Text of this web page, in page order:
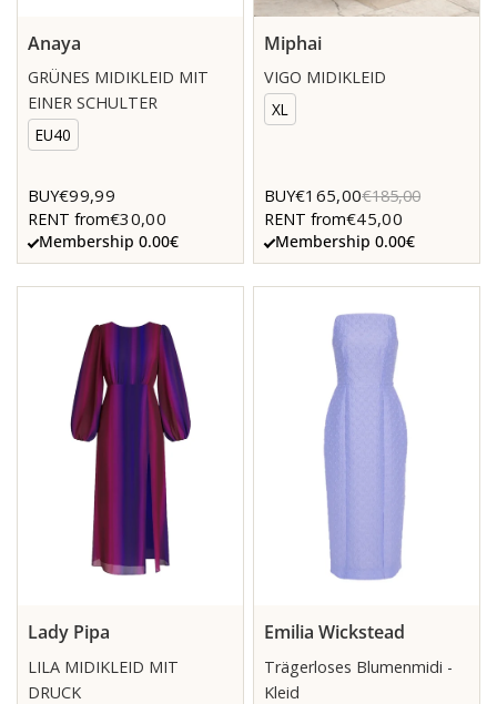
Anaya
GRÜNES MIDIKLEID MIT
EINER SCHULTER
EU40
BUY€99,99
RENT from€30,00
Membership 0.00€
Miphai
VIGO MIDIKLEID
XL
BUY€165,00€185,00
RENT from€45,00
Membership 0.00€
Lady Pipa
LILA MIDIKLEID MIT
DRUCK
Emilia Wickstead
Trägerloses Blumenmidi -
Kleid